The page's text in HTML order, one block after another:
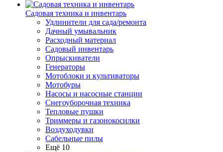
Садовая техника и инвентарь
Удлинители для сада/ремонта
Дачный умывальник
Расходный материал
Садовый инвентарь
Опрыскиватели
Генераторы
Мотоблоки и культиваторы
Мотобуры
Насосы и насосные станции
Снегоуборочная техника
Тепловые пушки
Триммеры и газонокосилки
Воздуходувки
Сабельные пилы
Ещё 10